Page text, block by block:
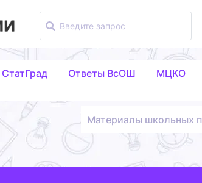
СтатГрад Ответы ВсОШ МЦКО
Материалы школьных